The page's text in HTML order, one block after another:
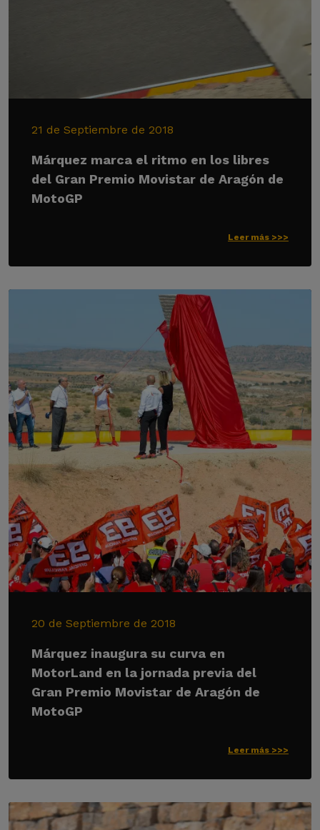
21 de Septiembre de 2018
Márquez marca el ritmo en los libres
del Gran Premio Movistar de Aragón de
MotoGP
Leer más >>>
20 de Septiembre de 2018
Márquez inaugura su curva en
MotorLand en la jornada previa del
Gran Premio Movistar de Aragón de
MotoGP
Leer más >>>